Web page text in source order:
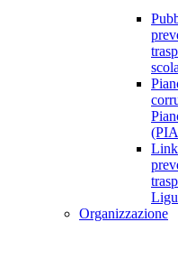
Link
Organizzazione